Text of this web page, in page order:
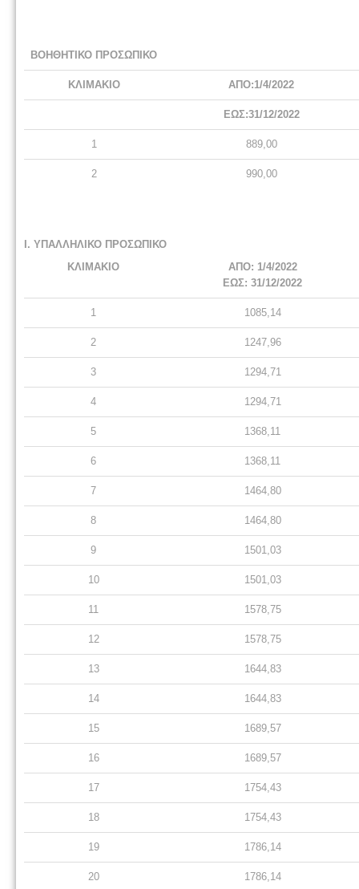
ΒΟΗΘΗΤΙΚΟ ΠΡΟΣΩΠΙΚΟ
ΚΛΙΜΑΚΙΟ ΑΠΟ:1/4/2022
ΕΩΣ:31/12/2022
1 889,00
2 990,00
I. ΥΠΑΛΛΗΛΙΚΟ ΠΡΟΣΩΠΙΚΟ
ΚΛΙΜΑΚΙΟ
ΑΠΟ: 1/4/2022
ΕΩΣ: 31/12/2022
1 1085,14
2 1247,96
3 1294,71
4 1294,71
5 1368,11
6 1368,11
7 1464,80
8 1464,80
9 1501,03
10 1501,03
11 1578,75
12 1578,75
13 1644,83
14 1644,83
15 1689,57
16 1689,57
17 1754,43
18 1754,43
19 1786,14
20 1786,14